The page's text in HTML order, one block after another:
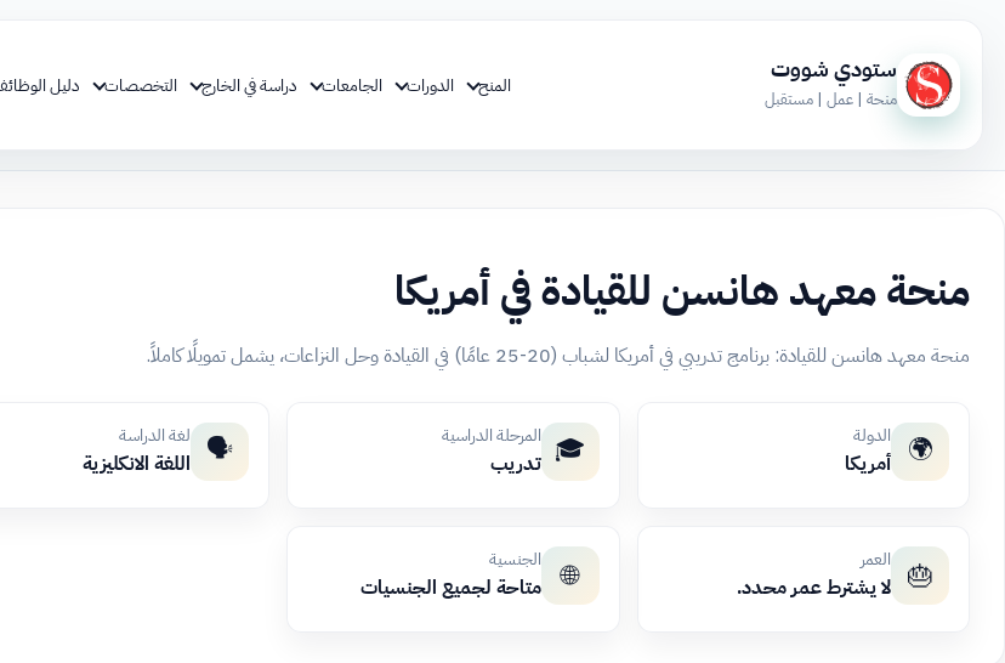
ستودي شووت
منحة | عمل | مستقبل
المنح الدورات الجامعات دراسة في الخارج التخصصات دليل
منحة معهد هانسن للقيادة في أمريكا
منحة معهد هانسن للقيادة: برنامج تدريبي في أمريكا لشباب (20-25 عامًا) في القيادة وحل النزاعات، يشمل تمويلًا كاملاً.
🌍 الدولة
أمريكا 🎓 المرحلة الدراسية
تدريب 🗣️ لغة الدراسة
اللغة الانكليزية
🎂 العمر
لا يشترط عمر محدد. 🌐 الجنسية
متاحة لجميع الجنسيات